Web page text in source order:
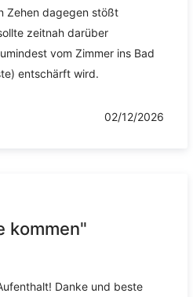
Zehen dagegen stößt
zeitnah darüber
vom Zimmer ins Bad
entschärft wird.
02/12/2026
kommen"
Danke und beste